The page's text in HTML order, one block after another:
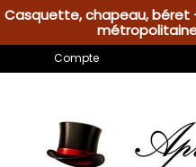
Casquette, chapeau, béret
Compte